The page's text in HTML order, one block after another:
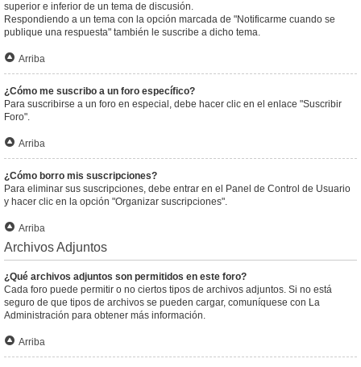
superior e inferior de un tema de discusión.
Respondiendo a un tema con la opción marcada de "Notificarme cuando se
publique una respuesta" también le suscribe a dicho tema.
Arriba
¿Cómo me suscribo a un foro específico?
Para suscribirse a un foro en especial, debe hacer clic en el enlace "Suscribir
Foro".
Arriba
¿Cómo borro mis suscripciones?
Para eliminar sus suscripciones, debe entrar en el Panel de Control de Usuario
y hacer clic en la opción "Organizar suscripciones".
Arriba
Archivos Adjuntos
¿Qué archivos adjuntos son permitidos en este foro?
Cada foro puede permitir o no ciertos tipos de archivos adjuntos. Si no está
seguro de que tipos de archivos se pueden cargar, comuníquese con La
Administración para obtener más información.
Arriba